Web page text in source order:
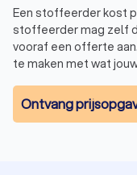
een
de beste
duurzaam en
of kunstleer, de
dat jouw
nu gaat om het
Creativiteit:een
kan je adviseren
Een stoffeerder kost
stoffeerder mag zelf
vooraf een offerte
te maken met wat
Ontvang